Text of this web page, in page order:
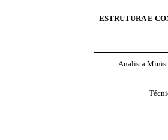
ESTRUTURA E
Analista